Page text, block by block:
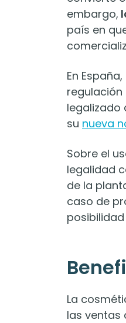
embargo,
país en
En
legalizado
su nueva
Sobre el
legalidad
de la
caso de
La
las ventas